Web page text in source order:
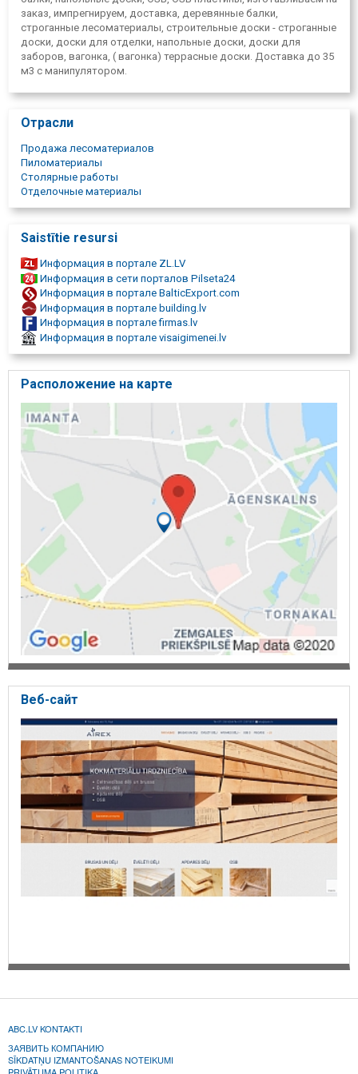
сырья и точная обработка гарантируют, что получаемая
древесина будет прочной и соответствовать
строительным стандартам.
заказ, импрегнируем, доставка, деревянные балки,
строганные лесоматериалы, строительные доски - строганные
доски, доски для отделки, напольные доски, доски для
заборов, вагонка, ( вагонка) террасные доски. Доставка до 35
м3 с манипулятором.
Отрасли
Продажа лесоматериалов
Пиломатериалы
Столярные работы
Отделочные материалы
Saistītie resursi
Информация в портале ZL.LV
Информация в сети порталов Pilseta24
Информация в портале BalticExport.com
Информация в портале building.lv
Информация в портале firmas.lv
Информация в портале visaigimenei.lv
Расположение на карте
Веб-сайт
ABC.LV KONTAKTI
ЗАЯВИТЬ КОМПАНИЮ
SĪKDATŅU IZMANTOŠANAS NOTEIKUMI